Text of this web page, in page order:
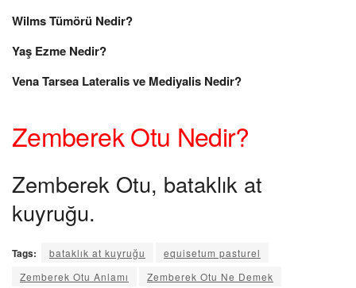
Wilms Tümörü Nedir?
Yaş Ezme Nedir?
Vena Tarsea Lateralis ve Mediyalis Nedir?
Zemberek Otu Nedir?
Zemberek Otu, bataklık at
kuyruğu.
Tags: bataklık at kuyruğu
equisetum pasturel
Zemberek Otu Anlamı
Zemberek Otu Ne Demek